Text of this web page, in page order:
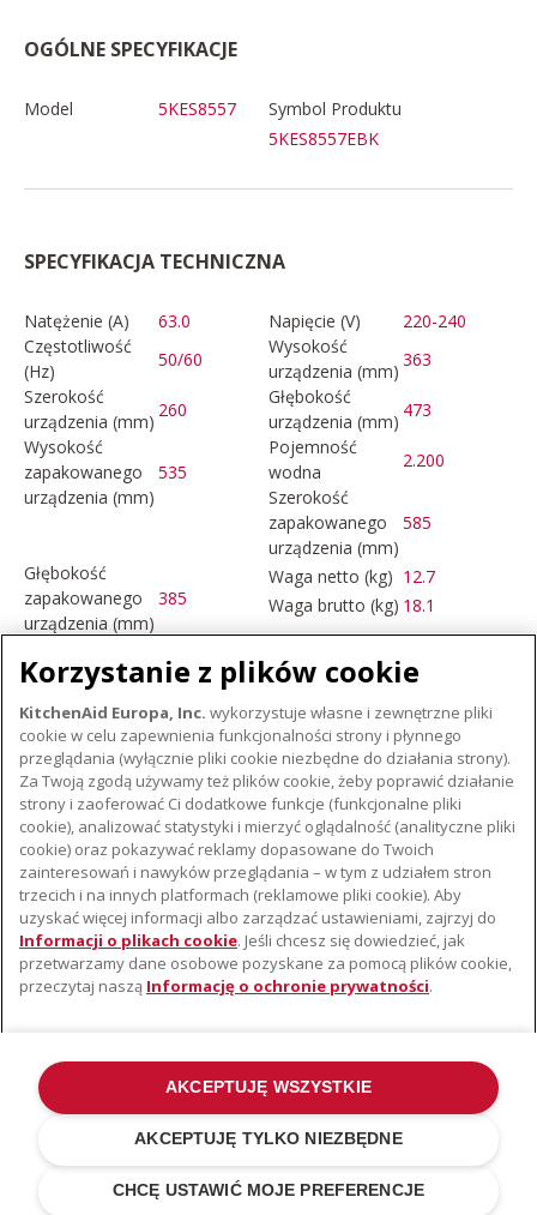
OGÓLNE SPECYFIKACJE
Model 5KES8557
Symbol Produktu
5KES8557EBK
SPECYFIKACJA TECHNICZNA
Natężenie (A) 63.0 Napięcie (V)
220-240
Częstotliwość
(Hz)
50/60
Wysokość
urządzenia (mm)
363
Szerokość
urządzenia (mm)
260
Głębokość
urządzenia (mm)
473
Wysokość
zapakowanego
urządzenia (mm)
535
Pojemność
wodna
2.200
Szerokość
zapakowanego
urządzenia (mm)
585
Głębokość
zapakowanego
urządzenia (mm)
385
Waga netto (kg) 12.7
Waga brutto (kg) 18.1
MAŁE URZĄDZENIA AGD
O KITCHENAID
Istota marki
Historia marki
Komunikaty prasowe
WSPARCIE
Gdzie kupić
Znajdź najbliższy serwis
©2022 Wszelkie prawa zastrzeżone. KitchenAid i konstrukcja miksera
stojącego stanowią znaki towarowe w USA i na całym świecie .
Polityka Prywatności.Cookies.Inne kraje
Korzystanie z plików cookie
KitchenAid Europa, Inc. wykorzystuje własne i zewnętrzne pliki
cookie w celu zapewnienia funkcjonalności strony i płynnego
przeglądania (wyłącznie pliki cookie niezbędne do działania strony).
Za Twoją zgodą używamy też plików cookie, żeby poprawić działanie
strony i zaoferować Ci dodatkowe funkcje (funkcjonalne pliki
cookie), analizować statystyki i mierzyć oglądalność (analityczne pliki
cookie) oraz pokazywać reklamy dopasowane do Twoich
zainteresowań i nawyków przeglądania – w tym z udziałem stron
trzecich i na innych platformach (reklamowe pliki cookie). Aby
uzyskać więcej informacji albo zarządzać ustawieniami, zajrzyj do
Informacji o plikach cookie. Jeśli chcesz się dowiedzieć, jak
przetwarzamy dane osobowe pozyskane za pomocą plików cookie,
przeczytaj naszą Informację o ochronie prywatności.
CHCĘ USTAWIĆ MOJE PREFERENCJE
AKCEPTUJĘ TYLKO NIEZBĘDNE
AKCEPTUJĘ WSZYSTKIE